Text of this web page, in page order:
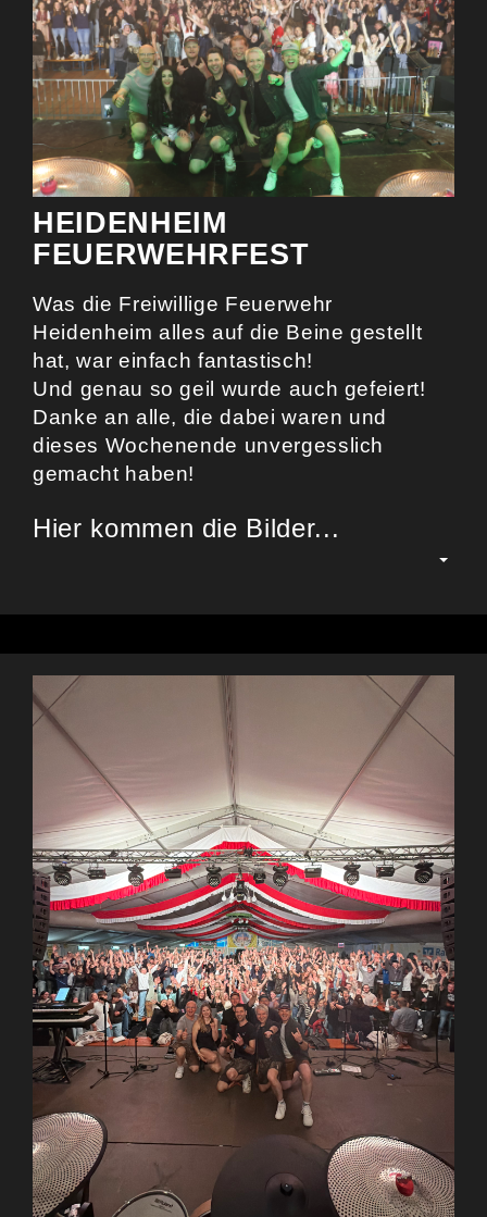
HEIDENHEIM
FEUERWEHRFEST
Was die Freiwillige Feuerwehr
Heidenheim alles auf die Beine gestellt
hat, war einfach fantastisch!
Und genau so geil wurde auch gefeiert!
Danke an alle, die dabei waren und
dieses Wochenende unvergesslich
gemacht haben!
Hier kommen die Bilder...